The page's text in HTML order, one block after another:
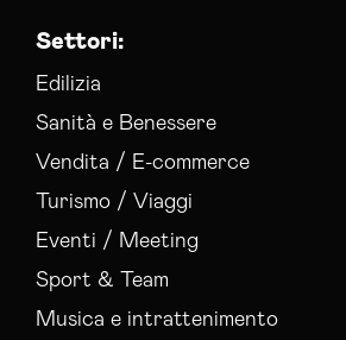
Settori:
Edilizia
Sanità e Benessere
Vendita / E-commerce
Turismo / Viaggi
Eventi / Meeting
Sport & Team
Musica e intrattenimento